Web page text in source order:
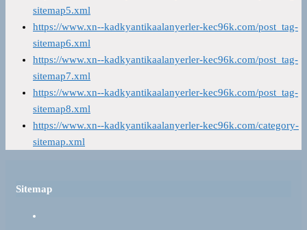
sitemap5.xml
https://www.xn--kadkyantikaalanyerler-kec96k.com/post_tag-
sitemap6.xml
https://www.xn--kadkyantikaalanyerler-kec96k.com/post_tag-
sitemap7.xml
https://www.xn--kadkyantikaalanyerler-kec96k.com/post_tag-
sitemap8.xml
https://www.xn--kadkyantikaalanyerler-kec96k.com/category-
sitemap.xml
Sitemap